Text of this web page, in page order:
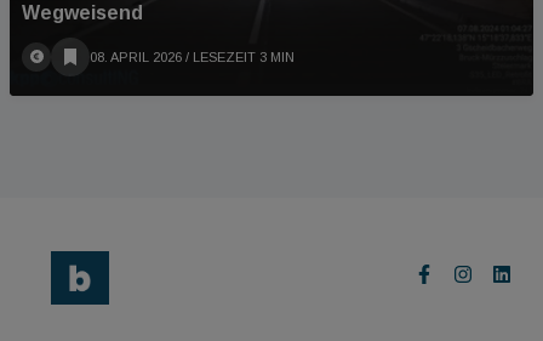
Wegweisend
08. APRIL 2026 / LESEZEIT 3 MIN